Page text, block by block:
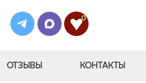
0
ОТЗЫВЫ КОНТАКТЫ